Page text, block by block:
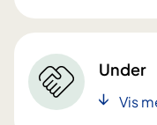
Under
Vis